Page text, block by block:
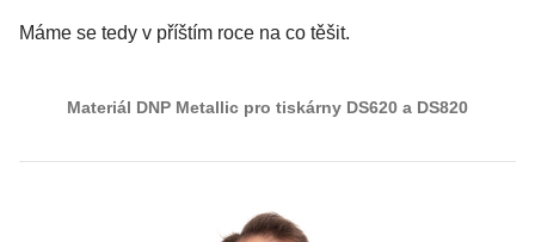
Máme se tedy v příštím roce na co těšit.
Materiál DNP Metallic pro tiskárny DS620 a DS820